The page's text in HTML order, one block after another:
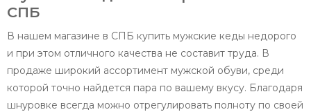
СПБ
В нашем магазине в СПБ купить мужские кеды недорого
и при этом отличного качества не составит труда. В
продаже широкий ассортимент мужской обуви, среди
которой точно найдется пара по вашему вкусу. Благодаря
шнуровке всегда можно отрегулировать полноту по своей